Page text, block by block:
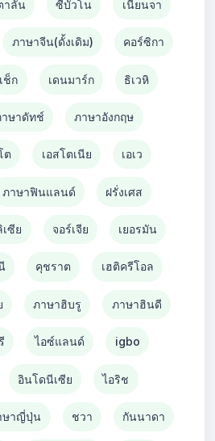
าลัน ซีบัวโน เนียนจา
ภาษาจีน(ดั้งเดิม) คอร์ซิกา
เช็ก เดนมาร์ก ธิเวหิ
ษาดัทช์ ภาษาอังกฤษ
ต เอสโตเนีย เอเว
ภาษาฟินแลนด์ ฝรั่งเศส
เซีย จอร์เจีย เยอรมัน
คุชราต เฮติครีโอล
ภาษาฮิบรู ภาษาฮินดี
ไอซ์แลนด์ igbo
อินโดนีเซีย ไอริช
ษาญี่ปุ่น ชวา กันนาดา